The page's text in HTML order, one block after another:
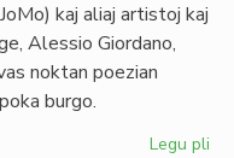
kaj aliaj artistoj kaj
Alessio Giordano,
noktan poezian
burgo.
Legu pli